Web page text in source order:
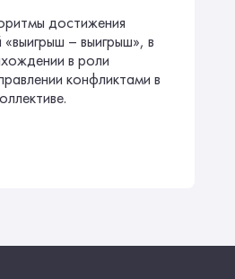
достижения
– выигрыш», в
в роли
конфликтами в